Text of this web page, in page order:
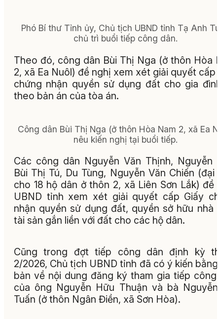
Phó Bí thư Tỉnh ủy, Chủ tịch UBND tỉnh Tạ Anh
chủ trì buổi tiếp công dân.
Theo đó, công dân Bùi Thị Nga (ở thôn Hòa
2, xã Ea Nuôl) đề nghị xem xét giải quyết cấp
chứng nhận quyền sử dụng đất cho gia
theo bản án của tòa án.
Công dân Bùi Thị Nga (ở thôn Hòa Nam 2, xã Ea
nêu kiến nghị tại buổi tiếp.
Các công dân Nguyễn Văn Thịnh, Nguyễn
Bùi Thị Tú, Du Tùng, Nguyễn Văn Chiến (đại
cho 18 hộ dân ở thôn 2, xã Liên Sơn Lắk) đề
UBND tỉnh xem xét giải quyết cấp Giấy
nhận quyền sử dụng đất, quyền sở hữu nhà
tài sản gắn liền với đất cho các hộ dân.
Cũng trong đợt tiếp công dân định kỳ
2/2026, Chủ tịch UBND tỉnh đã có ý kiến bằng
bản về nội dung đăng ký tham gia tiếp công
của ông Nguyễn Hữu Thuận và bà
Tuấn (ở thôn Ngân Điền, xã Sơn Hòa).